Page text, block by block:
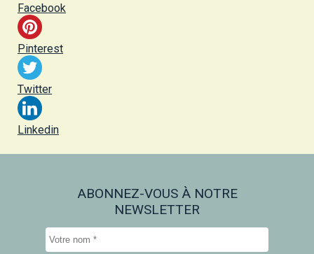
Facebook
Pinterest
Twitter
Linkedin
ABONNEZ-VOUS À NOTRE
NEWSLETTER